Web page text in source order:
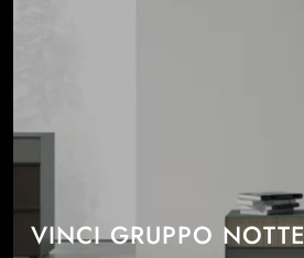
VINCI GRUPPO NOTTE